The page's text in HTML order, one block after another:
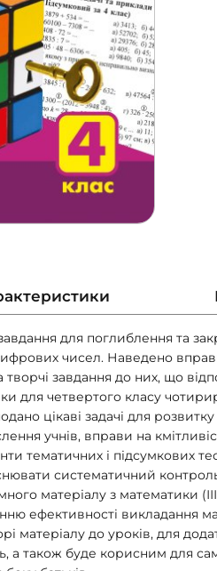
для поглиблення та
чисел. Наведено
творчi завдання до них, що
для четвертого класу
цiкавi задачi для розвитку
учнiв, вправи на
тематичних і підсумкових
систематичний
матеріалу з математики
ефективностi викладання
матерiалу до урокiв, для
а також буде корисним для